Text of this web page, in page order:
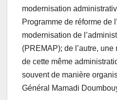
modernisation
Programme de réforme de
modernisation de
(PREMAP); de l’autre,
de cette même
souvent de manière
Général Mamadi